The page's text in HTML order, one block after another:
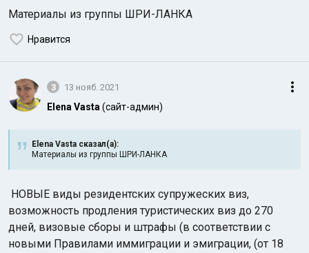
Материалы из группы ШРИ-ЛАНКА
Нравится
3 13 нояб. 2021
Elena Vasta (сайт-админ)
Elena Vasta сказал(а):
Материалы из группы ШРИ-ЛАНКА
НОВЫЕ виды резидентских супружеских виз,
возможность продления туристических виз до 270
дней, визовые сборы и штрафы (в соответствии с
новыми Правилами иммиграции и эмиграции, (от 18